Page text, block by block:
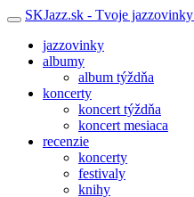
SKJazz.sk - Tvoje jazzovinky
jazzovinky
albumy
album týždňa
koncerty
koncert týždňa
koncert mesiaca
recenzie
koncerty
festivaly
knihy